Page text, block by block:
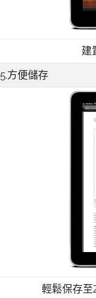
建
5.方便儲存
輕鬆保存